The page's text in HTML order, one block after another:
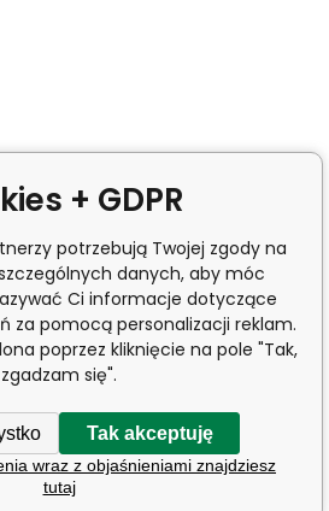
+ GDPR
potrzebują Twojej zgody na
danych, aby móc
Ci informacje dotyczące
za pomocą personalizacji reklam.
poprzez kliknięcie na pole "Tak,
zgadzam się".
Tak akceptuję
wraz z objaśnieniami znajdziesz
tutaj